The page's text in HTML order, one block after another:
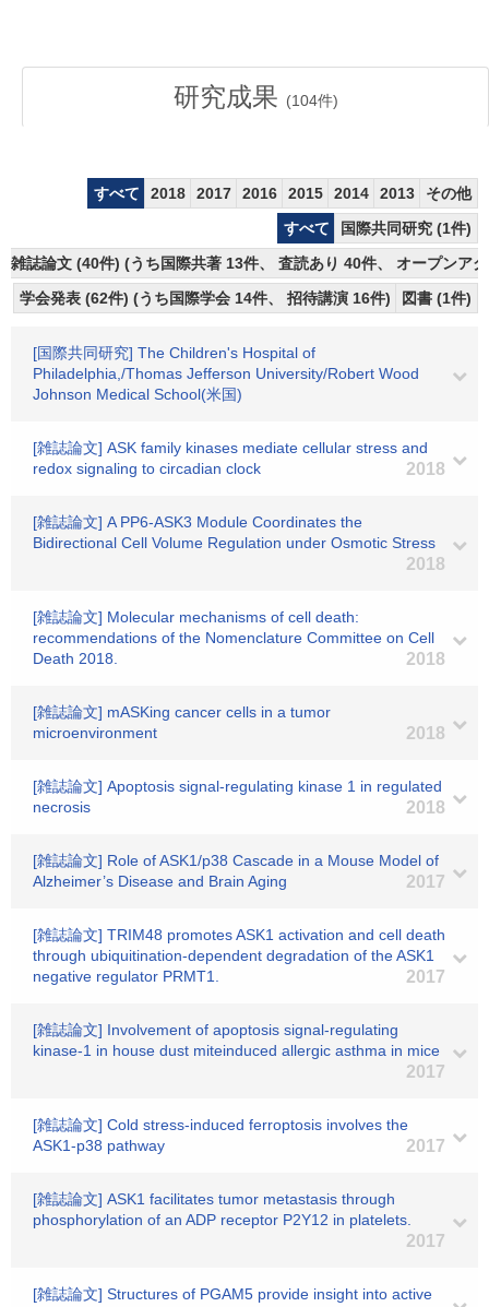
研究成果 (104件)
すべて 2018 2017 2016 2015 2014 2013
その他
すべて
国際共同研究 (1件)
雑誌論文 (40件) (うち国際共著 13件、 査読あり 40件、 オープンア
学会発表 (62件) (うち国際学会 14件、 招待講演 16件)
図書 (1件)
[国際共同研究] The Children's Hospital of
Philadelphia,/Thomas Jefferson University/Robert Wood
Johnson Medical School(米国)
[雑誌論文] ASK family kinases mediate cellular stress and
redox signaling to circadian clock
2018
[雑誌論文] A PP6-ASK3 Module Coordinates the
Bidirectional Cell Volume Regulation under Osmotic Stress
2018
[雑誌論文] Molecular mechanisms of cell death:
recommendations of the Nomenclature Committee on Cell
Death 2018.
2018
[雑誌論文] mASKing cancer cells in a tumor
microenvironment
2018
[雑誌論文] Apoptosis signal-regulating kinase 1 in regulated
necrosis
2018
[雑誌論文] Role of ASK1/p38 Cascade in a Mouse Model of
Alzheimer’s Disease and Brain Aging
2017
[雑誌論文] TRIM48 promotes ASK1 activation and cell death
through ubiquitination-dependent degradation of the ASK1
negative regulator PRMT1.
2017
[雑誌論文] Involvement of apoptosis signal-regulating
kinase-1 in house dust miteinduced allergic asthma in mice
2017
[雑誌論文] Cold stress‐induced ferroptosis involves the
ASK1‐p38 pathway
2017
[雑誌論文] ASK1 facilitates tumor metastasis through
phosphorylation of an ADP receptor P2Y12 in platelets.
2017
[雑誌論文] Structures of PGAM5 provide insight into active